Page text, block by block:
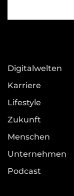
Digitalwelten
Karriere
Lifestyle
Zukunft
Menschen
Unternehmen
Podcast